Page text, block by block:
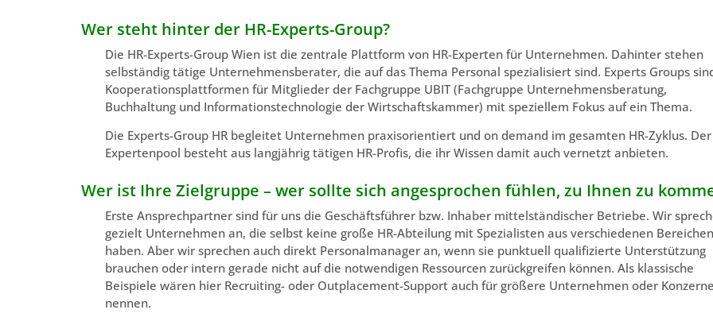
Wer steht hinter der HR-Experts-Group?
Die HR-Experts-Group Wien ist die zentrale Plattform von HR-Experten für Unternehmen. Dahinter stehen
selbständig tätige Unternehmensberater, die auf das Thema Personal spezialisiert sind. Experts Groups
Kooperationsplattformen für Mitglieder der Fachgruppe UBIT (Fachgruppe Unternehmensberatung,
Buchhaltung und Informationstechnologie der Wirtschaftskammer) mit speziellem Fokus auf ein Thema.
Die Experts-Group HR begleitet Unternehmen praxisorientiert und on demand im gesamten HR-Zyklus. Der
Expertenpool besteht aus langjährig tätigen HR-Profis, die ihr Wissen damit auch vernetzt anbieten.
Wer ist Ihre Zielgruppe – wer sollte sich angesprochen fühlen, zu Ihnen zu
Erste Ansprechpartner sind für uns die Geschäftsführer bzw. Inhaber mittelständischer Betriebe. Wir
gezielt Unternehmen an, die selbst keine große HR-Abteilung mit Spezialisten aus verschiedenen Bereichen
haben. Aber wir sprechen auch direkt Personalmanager an, wenn sie punktuell qualifizierte Unterstützung
brauchen oder intern gerade nicht auf die notwendigen Ressourcen zurückgreifen können. Als klassische
Beispiele wären hier Recruiting- oder Outplacement-Support auch für größere Unternehmen oder
nennen.